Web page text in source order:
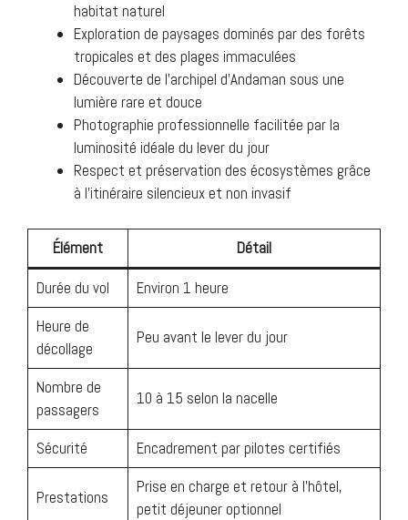
habitat naturel
Exploration de paysages dominés par des forêts
tropicales et des plages immaculées
Découverte de l’archipel d’Andaman sous une
lumière rare et douce
Photographie professionnelle facilitée par la
luminosité idéale du lever du jour
Respect et préservation des écosystèmes grâce
à l’itinéraire silencieux et non invasif
Élément
Détail
Durée du vol
Environ 1 heure
Heure de
décollage
Peu avant le lever du jour
Nombre de
passagers
10 à 15 selon la nacelle
Sécurité Encadrement par pilotes certifiés
Prestations
Prise en charge et retour à l’hôtel,
petit déjeuner optionnel